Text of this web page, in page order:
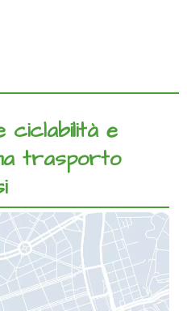
ciclabilità e
trasporto